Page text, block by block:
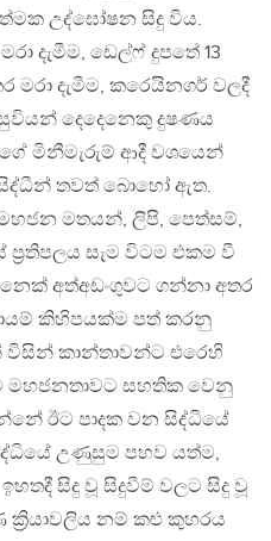
උද්ඝෝෂන සිදු විය.
දැමීම, ඩෙල්ෆ් දුපතේ 13
මරා දැමීම, කරෙයිනගර් වලදී
දෙදෙනෙකු දුෂණය
මිනීමැරුම් ආදී වශයෙන්
තවත් බොහෝ ඇත.
මතයන්, ලිපි, පෙත්සම්,
සැම විටම එකම වී
අත්අඩංගුවට ගන්නා අතර
කිහිපයක්ම පත් කරනු
විසින් කාන්තාවන්ට එරෙහි
මහජනතාවට සහතික වෙනු
ඊට පාදක වන සිද්ධියේ
උණුසුම පහව යත්ම,
සිදු වූ සිදුවීම් වලට සිදු වූ
නම් කළු කුහරය